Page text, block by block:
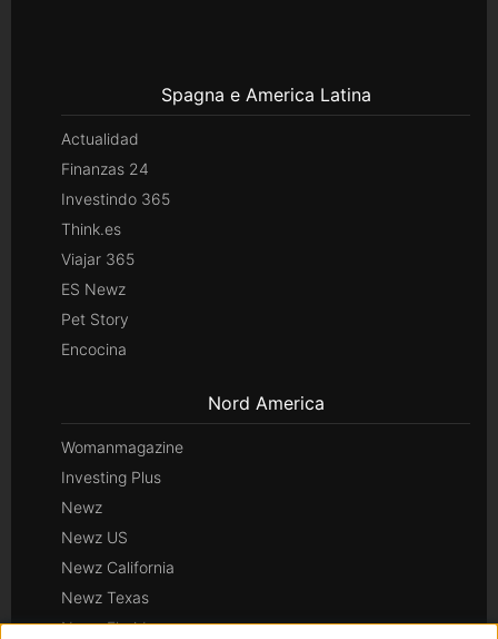
Spagna e America Latina
Actualidad
Finanzas 24
Investindo 365
Think.es
Viajar 365
ES Newz
Pet Story
Encocina
Nord America
Womanmagazine
Investing Plus
Newz
Newz US
Newz California
Newz Texas
Newz Florida